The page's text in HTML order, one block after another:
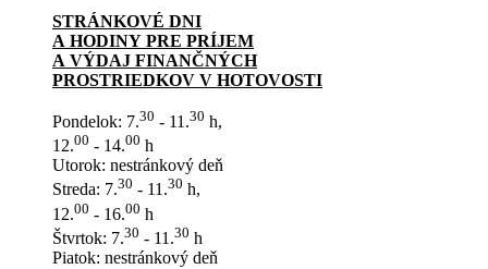
STRÁNKOVÉ DNI
A HODINY PRE PRÍJEM
A VÝDAJ FINANČNÝCH
PROSTRIEDKOV V HOTOVOSTI
Pondelok: 7.30 - 11.30 h,
12.00 - 14.00 h
Utorok: nestránkový deň
Streda: 7.30 - 11.30 h,
12.00 - 16.00 h
Štvrtok: 7.30 - 11.30 h
Piatok: nestránkový deň